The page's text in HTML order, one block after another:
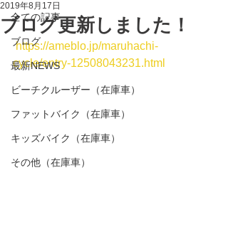
全ての記事
ブログ
最新NEWS
ビーチクルーザー（在庫車）
ファットバイク（在庫車）
キッズバイク（在庫車）
その他（在庫車）
ブログ更新しました！
2019年8月17日
https://ameblo.jp/maruhachi-
cycle/entry-12508043231.html